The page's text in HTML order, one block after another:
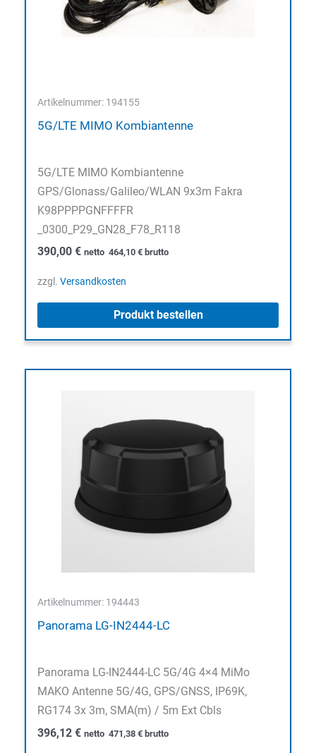
Artikelnummer: 194155
5G/LTE MIMO Kombiantenne
5G/LTE MIMO Kombiantenne
GPS/Glonass/Galileo/WLAN 9x3m Fakra
K98PPPPGNFFFFR
_0300_P29_GN28_F78_R118
390,00 € netto 464,10 € brutto
zzgl. Versandkosten
Produkt bestellen
Artikelnummer: 194443
Panorama LG-IN2444-LC
Panorama LG-IN2444-LC 5G/4G 4×4 MiMo
MAKO Antenne 5G/4G, GPS/GNSS, IP69K,
RG174 3x 3m, SMA(m) / 5m Ext Cbls
396,12 € netto 471,38 € brutto